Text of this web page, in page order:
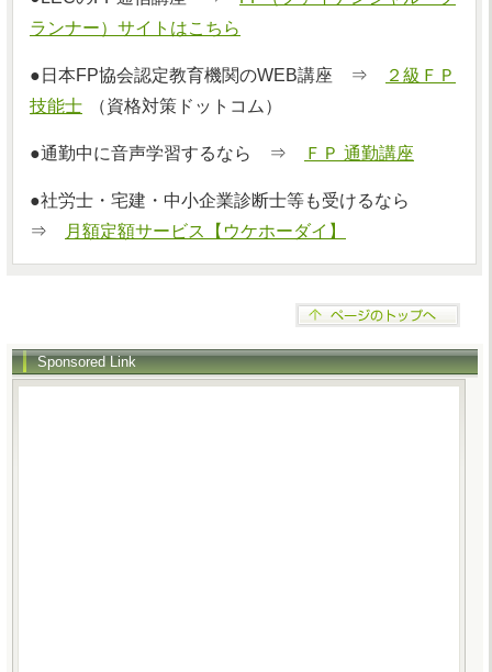
ランナー）サイトはこちら
●日本FP協会認定教育機関のWEB講座 ⇒
２級ＦＰ
技能士
（資格対策ドットコム）
●通勤中に音声学習するなら ⇒ ＦＰ 通勤講座
●社労士・宅建・中小企業診断士等も受けるなら
⇒
月額定額サービス【ウケホーダイ】
Sponsored Link